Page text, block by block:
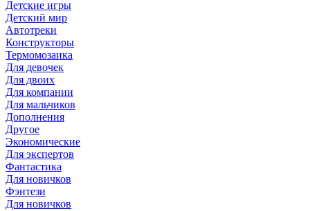
Детские игры
Детский мир
Автотреки
Конструкторы
Термомозаика
Для девочек
Для двоих
Для компании
Для мальчиков
Дополнения
Другое
Экономические
Для экспертов
Фантастика
Для новичков
Фэнтези
Для новичков